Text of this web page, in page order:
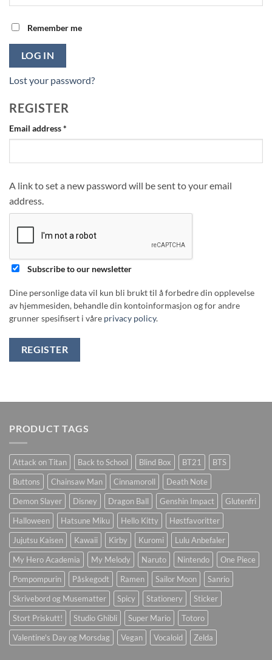
Remember me
LOG IN
Lost your password?
REGISTER
Email address*
A link to set a new password will be sent to your email
address.
Subscribe to our newsletter
Dine personlige data vil kun bli brukt til å forbedre din opplevelse
av hjemmesiden, behandle din kontoinformasjon og for andre
grunner spesifisert i våre privacy policy.
REGISTER
PRODUCT TAGS
Attack on Titan Back to School Blind Box BT21
BTS
Buttons
Chainsaw Man Cinnamoroll
Death Note
Demon Slayer
Disney Dragon Ball Genshin Impact
Glutenfri
Halloween
Hatsune Miku Hello Kitty
Høstfavoritter
Jujutsu Kaisen
Kawaii Kirby Kuromi
Lulu Anbefaler
My Hero Academia
My Melody Naruto Nintendo
One Piece
Pompompurin
Påskegodt Ramen Sailor Moon
Sanrio
Skrivebord og Musematter
Spicy Stationery
Sticker
Stort Priskutt!
Studio Ghibli Super Mario
Totoro
Valentine's Day og Morsdag
Vegan Vocaloid Zelda